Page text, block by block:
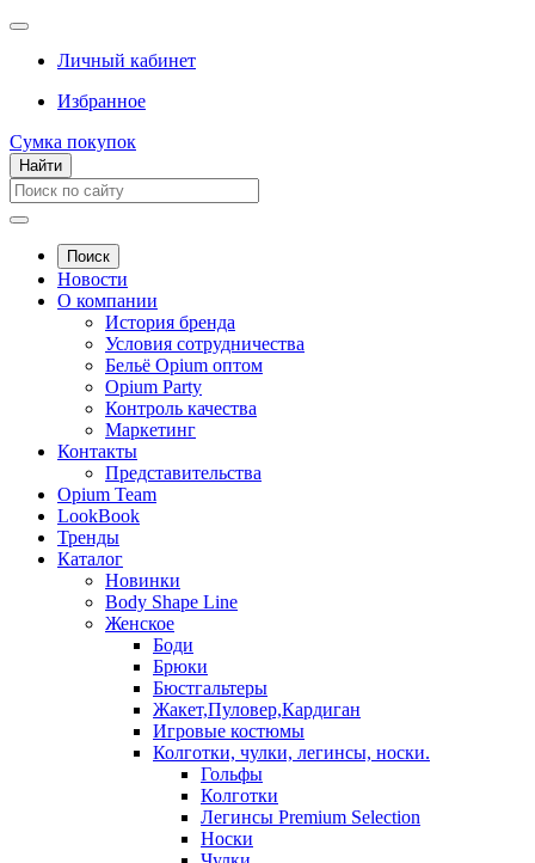
Личный кабинет
Избранное
Сумка покупок
Найти
Поиск
Новости
О компании
История бренда
Условия сотрудничества
Бельё Opium оптом
Opium Party
Контроль качества
Маркетинг
Контакты
Представительства
Opium Team
LookBook
Тренды
Каталог
Новинки
Body Shape Line
Женское
Боди
Брюки
Бюстгальтеры
Жакет,Пуловер,Кардиган
Игровые костюмы
Колготки, чулки, легинсы, носки.
Гольфы
Колготки
Легинсы Premium Selection
Носки